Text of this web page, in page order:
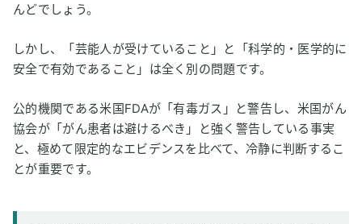
んどでしょう。
しかし、「芸能人が受けていること」と「科学的・医学的に
安全で有効であること」は全く別の問題です。
公的機関である米国FDAが「有毒ガス」と警告し、米国がん
協会が「がん患者は避けるべき」と強く警告している事実
と、極めて限定的なエビデンスを比べて、冷静に判断するこ
とが重要です。